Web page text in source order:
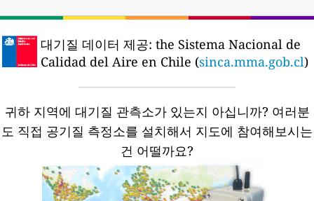
대기질 데이터 제공: the Sistema Nacional de
Calidad del Aire en Chile (sinca.mma.gob.cl)
귀하 지역에 대기질 관측소가 있는지 아십니까? 여러분
도 직접 공기질 측정소를 설치해서 지도에 참여해보시는
건 어떨까요?